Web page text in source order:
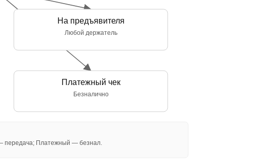
На предъявителя
Любой держатель
Платежный чек
Безналично
Платежный — безнал.